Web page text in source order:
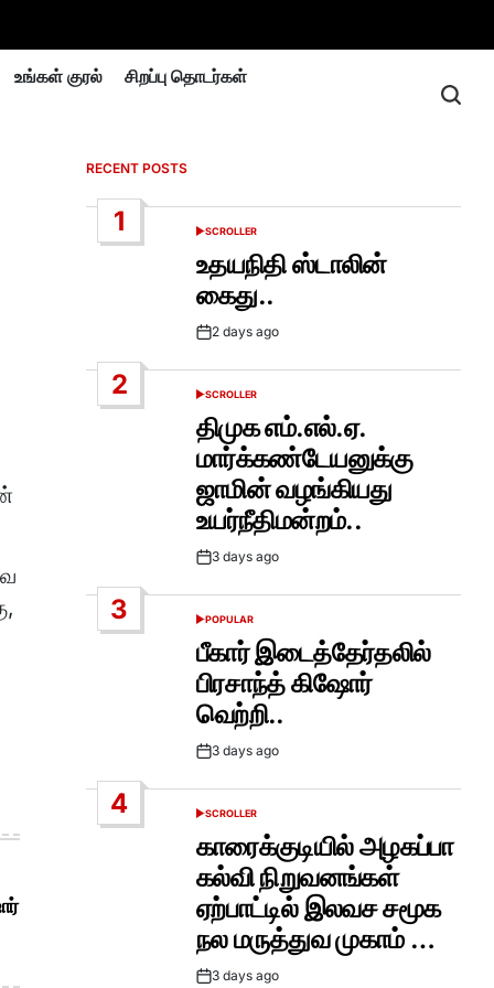
உங்கள் குரல் சிறப்பு தொடர்கள்
RECENT POSTS
1
POSTED
SCROLLER
உதயநிதி ஸ்டாலின்
கைது..
Post2 days ago
2
POSTED
SCROLLER
திமுக எம்.எல்.ஏ.
மார்க்கண்டேயனுக்கு
ஜாமின் வழங்கியது
உயர்நீதிமன்றம்..
Post3 days ago
3
POSTED
POPULAR
பீகார் இடைத்தேர்தலில்
பிரசாந்த் கிஷோர்
வெற்றி..
Post3 days ago
4
POSTED
SCROLLER
காரைக்குடியில் அழகப்பா
கல்வி நிறுவனங்கள்
ஏற்பாட்டில் இலவச சமூக
நல மருத்துவ முகாம் …
Post3 days ago